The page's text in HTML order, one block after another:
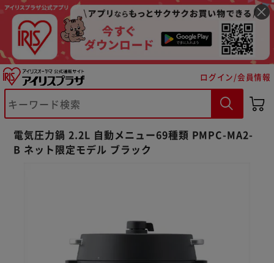
ログイン/会員情報
電気圧力鍋 2.2L 自動メニュー69種類 PMPC-MA2-
B ネット限定モデル ブラック